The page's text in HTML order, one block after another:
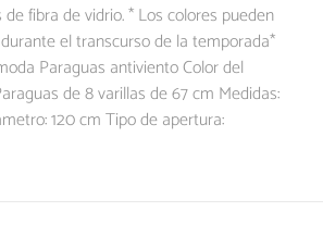
fibra de vidrio. * Los colores pueden
el transcurso de la temporada*
Paraguas antiviento Color del
de 8 varillas de 67 cm Medidas:
120 cm Tipo de apertura: